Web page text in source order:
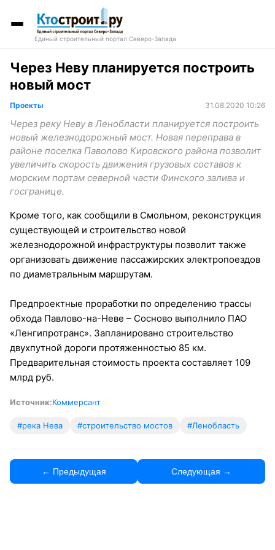
Единый строительный портал Северо-Запада
Через Неву планируется построить
новый мост
Проекты 31.08.2020 10:26
Через реку Неву в Ленобласти планируется построить
новый железнодорожный мост. Новая переправа в
районе поселка Паволово Кировского района позволит
увеличить скорость движения грузовых составов к
морским портам северной части Финского залива и
госгранице.
Кроме того, как сообщили в Смольном, реконструкция
существующей и строительство новой
железнодорожной инфраструктуры позволит также
организовать движение пассажирских электропоездов
по диаметральным маршрутам.
Предпроектные проработки по определению трассы
обхода Павлово-на-Неве – Сосново выполнило ПАО
«Ленгипротранс». Запланировано строительство
двухпутной дороги протяженностью 85 км.
Предварительная стоимость проекта составляет 109
млрд руб.
Источник:Коммерсант
#река Нева #строительство мостов #Ленобласть
← Предыдущая Следующая →